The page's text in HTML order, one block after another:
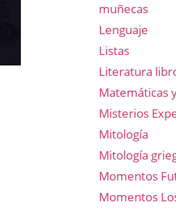
muñecas
Lenguaje
Listas
Literatura
Matemáticas
Misterios
Mitología
Mitología
Momentos
Momentos